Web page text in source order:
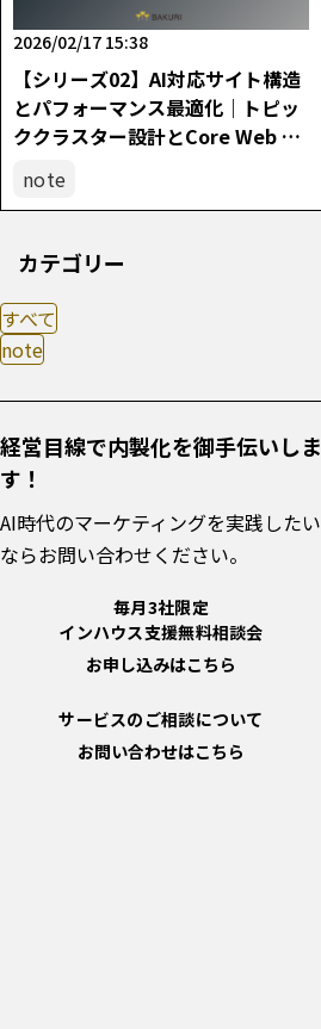
2026/02/17 15:38
【シリーズ02】AI対応サイト構造
とパフォーマンス最適化｜トピッ
ククラスター設計とCore Web Vit
note
カテゴリー
すべて
note
経営目線で内製化を御手伝いしま
す！
AI時代のマーケティングを実践したい
ならお問い合わせください。
毎月3社限定
インハウス支援無料相談会
お申し込みはこちら
サービスのご相談について
お問い合わせはこちら